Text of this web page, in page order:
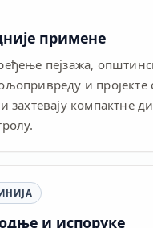
примене
пејзажа,
и пројекте
захтевају компактне
и испоруке